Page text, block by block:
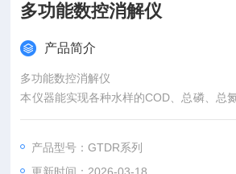
多功能数控消解仪
产品简介
多功能数控消解仪
本仪器能实现各种水样的COD、总磷、总
程的化学分析消解功能。可同时放置16/
产品型号：GTDR系列